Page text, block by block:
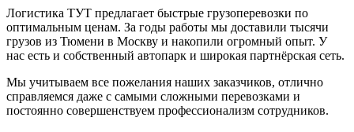
Логистика ТУТ предлагает быстрые грузоперевозки по
оптимальным ценам. За годы работы мы доставили тысячи
грузов из Тюмени в Москву и накопили огромный опыт. У
нас есть и собственный автопарк и широкая партнёрская сеть.
Мы учитываем все пожелания наших заказчиков, отлично
справляемся даже с самыми сложными перевозками и
постоянно совершенствуем профессионализм сотрудников.